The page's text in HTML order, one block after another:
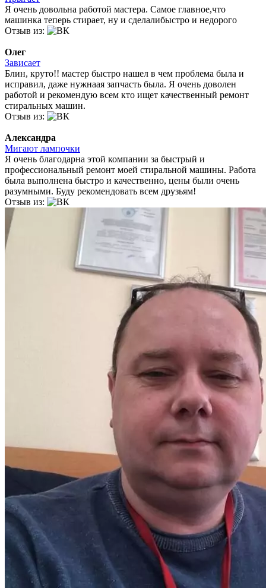
Я очень довольна работой мастера. Самое главное,что
машинка теперь стирает, ну и сделалибыстро и недорого
Отзыв из:
Олег
Зависает
Блин, круто!! мастер быстро нашел в чем проблема была и
исправил, даже нужнаая запчасть была. Я очень доволен
работой и рекомендую всем кто ищет качественный ремонт
стиральных машин.
Отзыв из:
Александра
Мигают лампочки
Я очень благодарна этой компании за быстрый и
профессиональный ремонт моей стиральной машины. Работа
была выполнена быстро и качественно, цены были очень
разумными. Буду рекомендовать всем друзьям!
Отзыв из: